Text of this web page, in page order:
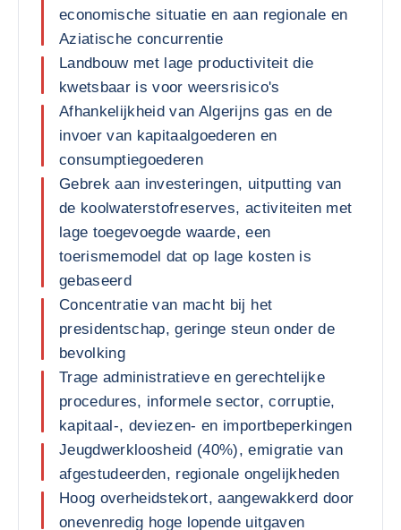
economische situatie en aan regionale en
Aziatische concurrentie
Landbouw met lage productiviteit die
kwetsbaar is voor weersrisico's
Afhankelijkheid van Algerijns gas en de
invoer van kapitaalgoederen en
consumptiegoederen
Gebrek aan investeringen, uitputting van
de koolwaterstofreserves, activiteiten met
lage toegevoegde waarde, een
toerismemodel dat op lage kosten is
gebaseerd
Concentratie van macht bij het
presidentschap, geringe steun onder de
bevolking
Trage administratieve en gerechtelijke
procedures, informele sector, corruptie,
kapitaal-, deviezen- en importbeperkingen
Jeugdwerkloosheid (40%), emigratie van
afgestudeerden, regionale ongelijkheden
Hoog overheidstekort, aangewakkerd door
onevenredig hoge lopende uitgaven